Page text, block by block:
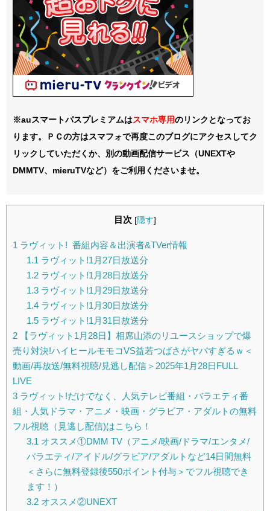
※auスマートパスプレミアムはスマホ専用のリンクとなってお
ります。ＰＣの方はスマフォで再度このブログにアクセスしてク
リックしていただくか、別の動画配信サービス（UNEXTや
DMMTV、mieruTVなど）をご利用くださいませ。
目次 [隠す]
1 ラヴィット! 番組内容＆出演者&TVer情報
1.1 ラヴィット!1月27日放送分
1.2ラヴィット!1月28日放送分
1.3ラヴィット!1月29日放送分
1.4ラヴィット!1月30日放送分
1.5ラヴィット!1月31日放送分
2 【ラヴィット1月28日】相席山添のリユースショップで爆
売り対決!ハイヒールモモコVS益若つばさがヤバすぎるｗ＜
動画/再放送/無料視聴/見逃し配信＞2025年1月28日FULL
LIVE
3 ラヴィット!だけでなく、人気テレビ番組・バラエティ番
組・人気ドラマ・アニメ・映画・グラビア・アダルトの無料
フル視聴（見逃し配信)はこちら！
3.1 オススメ①DMM TV（アニメ/映画/ドラマ/エンタメ/
バラエティ/アイドル/グラビア/アダルトなど14日間無料
＜さらに無料登録後550ポイント付与＞でフル視聴でき
ます！）
3.2オススメ②UNEXT